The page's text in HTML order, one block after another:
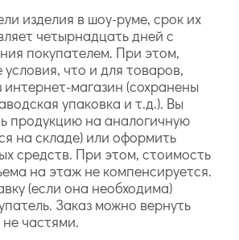
изделия в шоу-руме, срок их
четырнадцать дней с
покупателем. При этом,
что и для товаров,
интернет-магазин (сохранены
упаковка и т.д.). Вы
продукцию на аналогичную
на складе) или оформить
средств. При этом, стоимость
на этаж не компенсируется.
(если она необходима)
Заказ можно вернуть
частями.